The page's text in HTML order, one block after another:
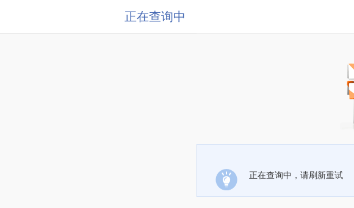
正在查询中
正在查询中，请刷新重试